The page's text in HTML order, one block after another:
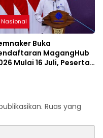
Nasional
Buka
MagangHub
Mulai 16 Juli, Peserta
Ruas yang